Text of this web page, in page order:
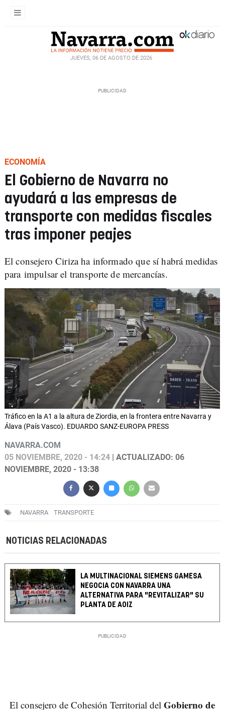
JUEVES, 06 DE AGOSTO DE 2026
ECONOMÍA
El Gobierno de Navarra no
ayudará a las empresas de
transporte con medidas fiscales
tras imponer peajes
El consejero Ciriza ha informado que sí habrá medidas
para impulsar el transporte de mercancías.
Tráfico en la A1 a la altura de Ziordia, en la frontera entre Navarra y
Álava (País Vasco). EDUARDO SANZ-EUROPA PRESS
NAVARRA.COM
05 NOVIEMBRE, 2020 - 14:24 | ACTUALIZADO: 06
NOVIEMBRE, 2020 - 13:38
NAVARRA TRANSPORTE
NOTICIAS RELACIONADAS
LA MULTINACIONAL SIEMENS GAMESA
NEGOCIA CON NAVARRA UNA
ALTERNATIVA PARA "REVITALIZAR" SU
PLANTA DE AOIZ
El consejero de Cohesión Territorial del Gobierno de